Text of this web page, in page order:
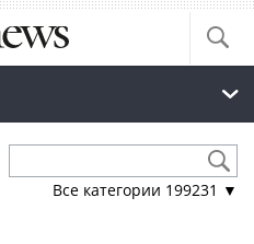
Все категории 199231 ▼